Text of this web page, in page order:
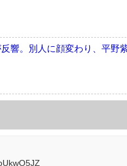
響。別人に顔変わり、平野